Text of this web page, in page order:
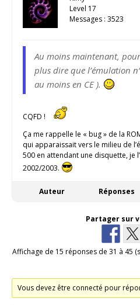
Level 17
Messages : 3523
Au moins maintenant,
plus dire que l’émulation
au moins en CE ).
CQFD !
Ça me rappelle le « bug » de la
qui apparaissait vers le milieu de
500 en attendant une disquette, je
2002/2003.
Auteur Réponses
Partager sur
Affichage de 15 réponses de 31 à 45
Vous devez être connecté pour